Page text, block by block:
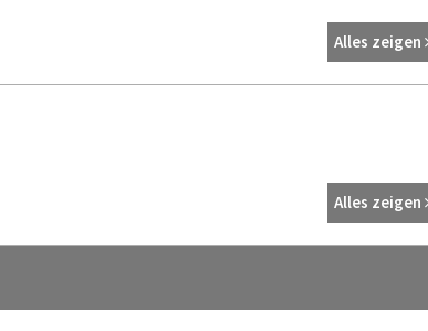
Alles zeigen
Alles zeigen